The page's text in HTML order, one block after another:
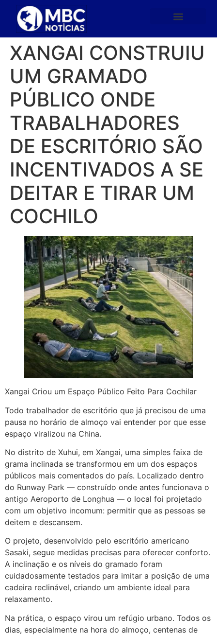
XANGAI CONSTRUIU
UM GRAMADO
PÚBLICO ONDE
TRABALHADORES
DE ESCRITÓRIO SÃO
INCENTIVADOS A SE
DEITAR E TIRAR UM
COCHILO
Xangai Criou um Espaço Público Feito Para Cochilar
Todo trabalhador de escritório que já precisou de uma
pausa no horário de almoço vai entender por que esse
espaço viralizou na China.
No distrito de Xuhui, em Xangai, uma simples faixa de
grama inclinada se transformou em um dos espaços
públicos mais comentados do país. Localizado dentro
do Runway Park — construído onde antes funcionava o
antigo Aeroporto de Longhua — o local foi projetado
com um objetivo incomum: permitir que as pessoas se
deitem e descansem.
O projeto, desenvolvido pelo escritório americano
Sasaki, segue medidas precisas para oferecer conforto.
A inclinação e os níveis do gramado foram
cuidadosamente testados para imitar a posição de uma
cadeira reclinável, criando um ambiente ideal para
relaxamento.
Na prática, o espaço virou um refúgio urbano. Todos os
dias, especialmente na hora do almoço, centenas de